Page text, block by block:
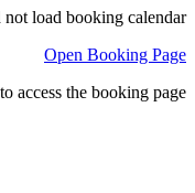
not load booking calendar
Open Booking Page
access the booking page